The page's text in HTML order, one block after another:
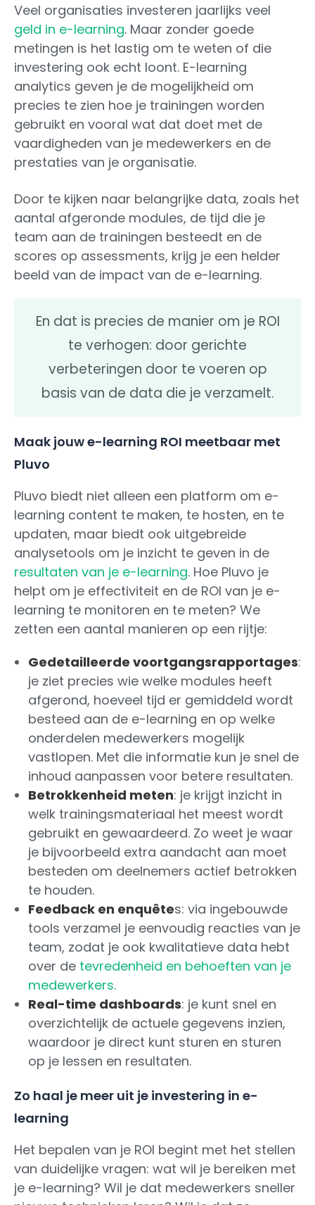
Veel organisaties investeren jaarlijks veel
geld in e-learning. Maar zonder goede
metingen is het lastig om te weten of die
investering ook echt loont. E-learning
analytics geven je de mogelijkheid om
precies te zien hoe je trainingen worden
gebruikt en vooral wat dat doet met de
vaardigheden van je medewerkers en de
prestaties van je organisatie.
Door te kijken naar belangrijke data, zoals het
aantal afgeronde modules, de tijd die je
team aan de trainingen besteedt en de
scores op assessments, krijg je een helder
beeld van de impact van de e-learning.
En dat is precies de manier om je ROI
te verhogen: door gerichte
verbeteringen door te voeren op
basis van de data die je verzamelt.
Maak jouw e-learning ROI meetbaar met
Pluvo
Pluvo biedt niet alleen een platform om e-
learning content te maken, te hosten, en te
updaten, maar biedt ook uitgebreide
analysetools om je inzicht te geven in de
resultaten van je e-learning. Hoe Pluvo je
helpt om je effectiviteit en de ROI van je e-
learning te monitoren en te meten? We
zetten een aantal manieren op een rijtje:
Gedetailleerde voortgangsrapportages:
je ziet precies wie welke modules heeft
afgerond, hoeveel tijd er gemiddeld wordt
besteed aan de e-learning en op welke
onderdelen medewerkers mogelijk
vastlopen. Met die informatie kun je snel de
inhoud aanpassen voor betere resultaten.
Betrokkenheid meten: je krijgt inzicht in
welk trainingsmateriaal het meest wordt
gebruikt en gewaardeerd. Zo weet je waar
je bijvoorbeeld extra aandacht aan moet
besteden om deelnemers actief betrokken
te houden.
Feedback en enquêtes: via ingebouwde
tools verzamel je eenvoudig reacties van je
team, zodat je ook kwalitatieve data hebt
over de tevredenheid en behoeften van je
medewerkers.
Real-time dashboards: je kunt snel en
overzichtelijk de actuele gegevens inzien,
waardoor je direct kunt sturen en sturen
op je lessen en resultaten.
Zo haal je meer uit je investering in e-
learning
Het bepalen van je ROI begint met het stellen
van duidelijke vragen: wat wil je bereiken met
je e-learning? Wil je dat medewerkers sneller